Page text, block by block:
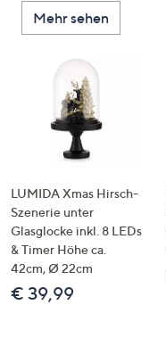
Mehr sehen
LUMIDA Xmas Hirsch-
Szenerie unter
Glasglocke inkl. 8 LEDs
& Timer Höhe ca.
42cm, Ø 22cm
€ 39,99